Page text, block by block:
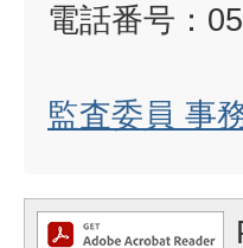
電話番号：
監査委員 事